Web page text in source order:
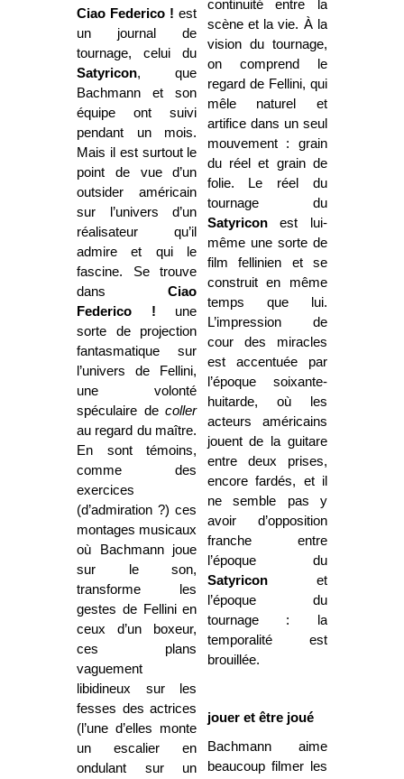
Ciao Federico !est
un journal de
tournage, celui du
Satyricon, que
Bachmann et son
équipe ont suivi
pendant un mois.
Mais il est surtout le
point de vue d’un
outsider américain
sur l’univers d’un
réalisateur qu’il
admire et qui le
fascine. Se trouve
dansCiao
Federico ! une
sorte de projection
fantasmatique sur
l’univers de Fellini,
une volonté
spéculaire decoller
au regard du maître.
En sont témoins,
comme des
exercices
(d’admiration ?) ces
montages musicaux
où Bachmann joue
sur le son,
transforme les
gestes de Fellini en
ceux d’un boxeur,
ces plans
vaguement
libidineux sur les
fesses des actrices
(l’une d’elles monte
un escalier en
ondulant sur un
continuité entre la
scène et la vie. À la
vision du tournage,
on comprend le
regard de Fellini, qui
mêle naturel et
artifice dans un seul
mouvement : grain
du réel et grain de
folie. Le réel du
tournage du
Satyriconest lui-
même une sorte de
film fellinien et se
construit en même
temps que lui.
L’impression de
cour des miracles
est accentuée par
l’époque soixante-
huitarde, où les
acteurs américains
jouent de la guitare
entre deux prises,
encore fardés, et il
ne semble pas y
avoir d’opposition
franche entre
l’époque du
Satyriconet
l’époque du
tournage : la
temporalité est
brouillée.
jouer et être joué
Bachmann aime
beaucoup filmer les